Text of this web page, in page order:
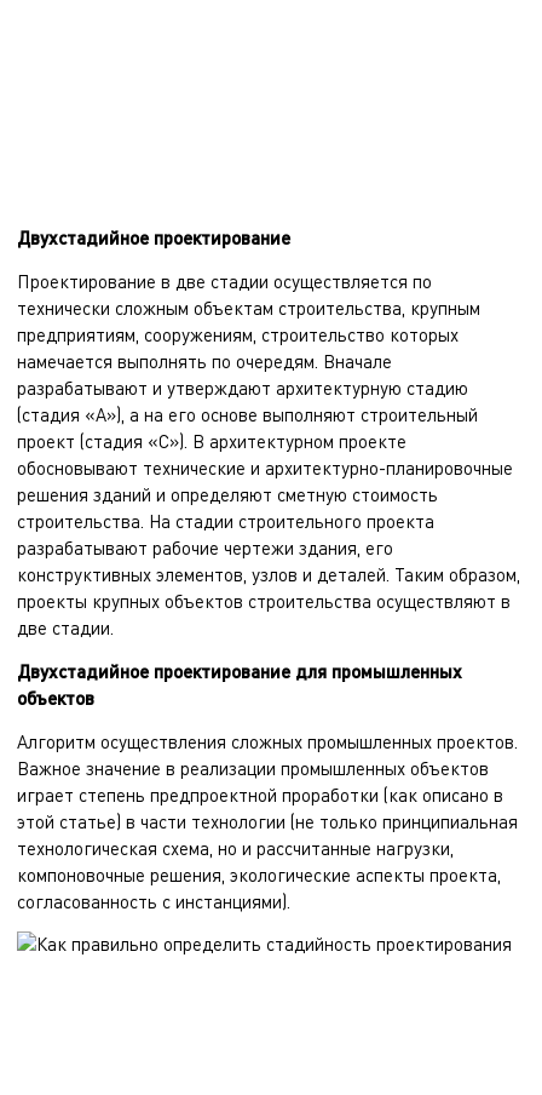
Двухстадийное проектирование
Проектирование в две стадии осуществляется по
технически сложным объектам строительства, крупным
предприятиям, сооружениям, строительство которых
намечается выполнять по очередям. Вначале
разрабатывают и утверждают архитектурную стадию
(стадия «А»), а на его основе выполняют строительный
проект (стадия «С»). В архитектурном проекте
обосновывают технические и архитектурно-планировочные
решения зданий и определяют сметную стоимость
строительства. На стадии строительного проекта
разрабатывают рабочие чертежи здания, его
конструктивных элементов, узлов и деталей. Таким образом,
проекты крупных объектов строительства осуществляют в
две стадии.
Двухстадийное проектирование для промышленных
объектов
Алгоритм осуществления сложных промышленных проектов.
Важное значение в реализации промышленных объектов
играет степень предпроектной проработки (как описано в
этой статье) в части технологии (не только принципиальная
технологическая схема, но и рассчитанные нагрузки,
компоновочные решения, экологические аспекты проекта,
согласованность с инстанциями).